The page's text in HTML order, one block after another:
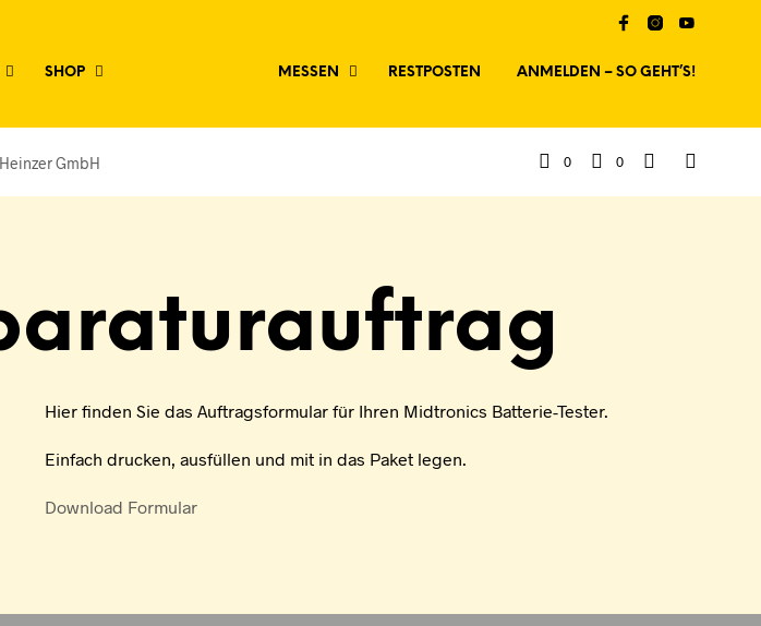
SHOP MESSEN RESTPOSTEN ANMELDEN – SO GEHT’S!
0 0
Hier finden Sie das Auftragsformular für Ihren Midtronics Batterie-Tester.
Einfach drucken, ausfüllen und mit in das Paket legen.
Download Formular